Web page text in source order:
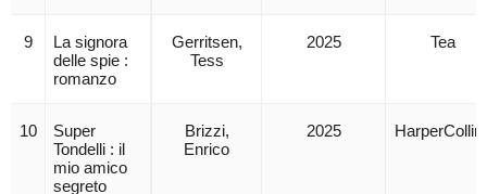
9
La signora
delle spie :
romanzo
Gerritsen,
Tess
2025 Tea
10
Super
Tondelli : il
mio amico
segreto
Brizzi,
Enrico
2025